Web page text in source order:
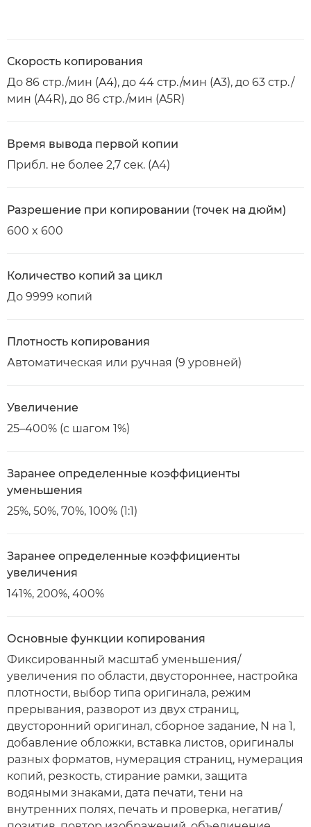
Скорость копирования
До 86 стр./мин (A4), до 44 стр./мин (A3), до 63 стр./
мин (A4R), до 86 стр./мин (A5R)
Время вывода первой копии
Прибл. не более 2,7 сек. (A4)
Разрешение при копировании (точек на дюйм)
600 x 600
Количество копий за цикл
До 9999 копий
Плотность копирования
Автоматическая или ручная (9 уровней)
Увеличение
25–400% (с шагом 1%)
Заранее определенные коэффициенты
уменьшения
25%, 50%, 70%, 100% (1:1)
Заранее определенные коэффициенты
увеличения
141%, 200%, 400%
Основные функции копирования
Фиксированный масштаб уменьшения/
увеличения по области, двустороннее, настройка
плотности, выбор типа оригинала, режим
прерывания, разворот из двух страниц,
двусторонний оригинал, сборное задание, N на 1,
добавление обложки, вставка листов, оригиналы
разных форматов, нумерация страниц, нумерация
копий, резкость, стирание рамки, защита
водяными знаками, дата печати, тени на
внутренних полях, печать и проверка, негатив/